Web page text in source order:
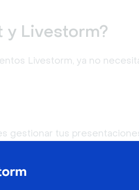
y Livestorm?
Livestorm, ya no
gestionar tus
lo que te permite